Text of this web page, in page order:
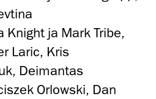
Knight ja Mark Tribe,
Laric, Kris
Deimantas
Orlowski, Dan